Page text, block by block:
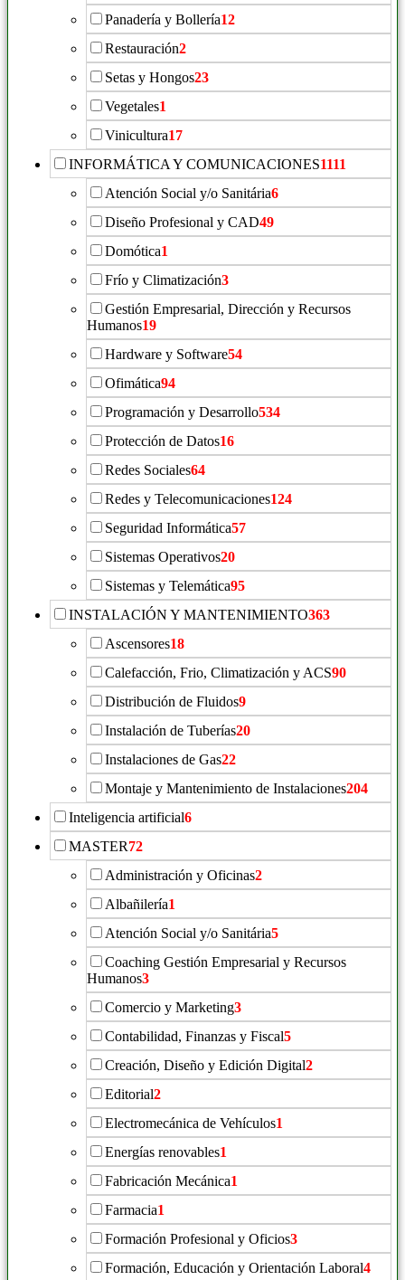
Panadería y Bollería12
Restauración2
Setas y Hongos23
Vegetales1
Vinicultura17
INFORMÁTICA Y COMUNICACIONES1111
Atención Social y/o Sanitária6
Diseño Profesional y CAD49
Domótica1
Frío y Climatización3
Gestión Empresarial, Dirección y Recursos
Humanos19
Hardware y Software54
Ofimática94
Programación y Desarrollo534
Protección de Datos16
Redes Sociales64
Redes y Telecomunicaciones124
Seguridad Informática57
Sistemas Operativos20
Sistemas y Telemática95
INSTALACIÓN Y MANTENIMIENTO363
Ascensores18
Calefacción, Frio, Climatización y ACS90
Distribución de Fluidos9
Instalación de Tuberías20
Instalaciones de Gas22
Montaje y Mantenimiento de Instalaciones204
Inteligencia artificial6
MASTER72
Administración y Oficinas2
Albañilería1
Atención Social y/o Sanitária5
Coaching Gestión Empresarial y Recursos
Humanos3
Comercio y Marketing3
Contabilidad, Finanzas y Fiscal5
Creación, Diseño y Edición Digital2
Editorial2
Electromecánica de Vehículos1
Energías renovables1
Fabricación Mecánica1
Farmacia1
Formación Profesional y Oficios3
Formación, Educación y Orientación Laboral4